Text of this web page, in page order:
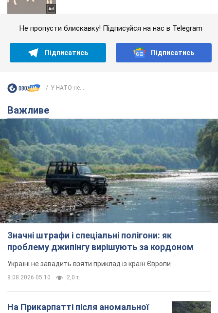
Не пропусти блискавку! Підписуйся на нас в Telegram
Підписатись Підписатись
У НАТО не...
Важливе
Значні штрафи і спеціальні полігони: як
проблему джипінгу вирішують за кордоном
Україні не завадить взяти приклад із країн Європи
8.08.2026 05:10 2,0 т.
На Прикарпатті після аномальної